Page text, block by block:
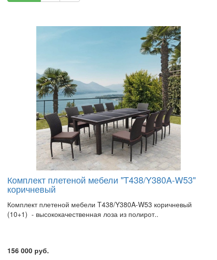
Комплект плетеной мебели "T438/Y380A-W53"
коричневый
Комплект плетеной мебели T438/Y380A-W53 коричневый
(10+1) - высококачественная лоза из полирот..
156 000 руб.